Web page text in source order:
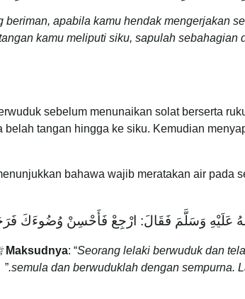
beriman, apabila kamu hendak mengerjakan
kamu meliputi siku, sapulah
sebelum menunaikan solat berserta
belah tangan hingga ke siku. Kemudian
bahawa wajib meratakan air
عَلَيْهِ وَسَلَّمَ فَقَالَ: ارْجِعْ فَأَحْسِنْ وُضُوءَكَ
Maksudnya: “Seorang lelaki berwuduk dan
semula dan berwuduklah dengan sempurna.
”